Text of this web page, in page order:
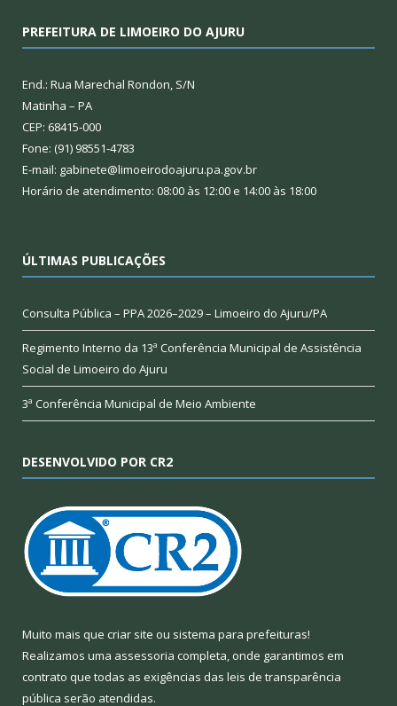
PREFEITURA DE LIMOEIRO DO AJURU
End.: Rua Marechal Rondon, S/N
Matinha – PA
CEP: 68415-000
Fone: (91) 98551-4783
E-mail: gabinete@limoeirodoajuru.pa.gov.br
Horário de atendimento: 08:00 às 12:00 e 14:00 às 18:00
ÚLTIMAS PUBLICAÇÕES
Consulta Pública – PPA 2026–2029 – Limoeiro do Ajuru/PA
Regimento Interno da 13ª Conferência Municipal de Assistência
Social de Limoeiro do Ajuru
3ª Conferência Municipal de Meio Ambiente
DESENVOLVIDO POR CR2
Muito mais que criar site ou sistema para prefeituras!
Realizamos uma assessoria completa, onde garantimos em
contrato que todas as exigências das leis de transparência
pública serão atendidas.